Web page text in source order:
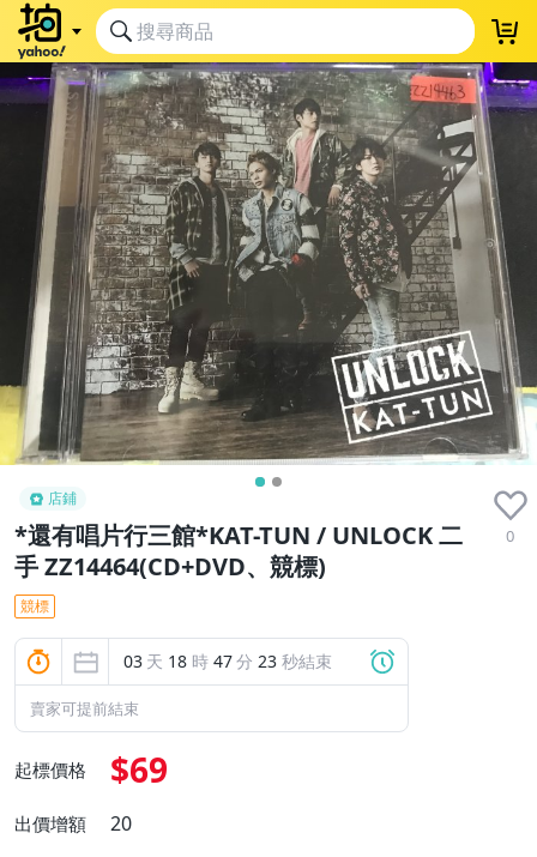
店鋪
*還有唱片行三館*KAT-TUN / UNLOCK 二
手 ZZ14464(CD+DVD、競標)
0
競標
03 天 18 時 47分 22 秒結束
賣家可提前結束
起標價格 $69
出價增額 20